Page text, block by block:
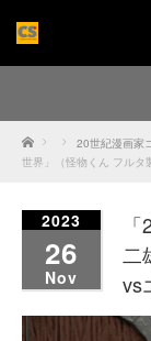
Home 20世紀漫画家
世界」（怪物くん フルタ
2023
26
Nov
二
vs